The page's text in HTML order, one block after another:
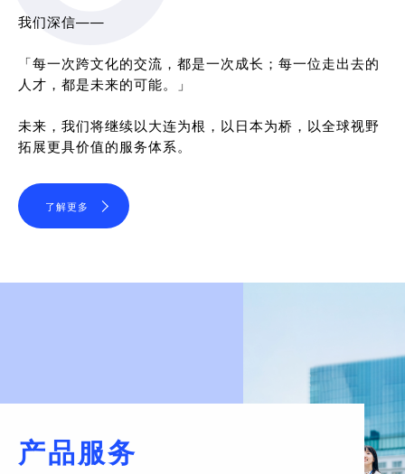
我们深信——
「每一次跨文化的交流，都是一次成长；每一位走出去的
人才，都是未来的可能。」
未来，我们将继续以大连为根，以日本为桥，以全球视野
拓展更具价值的服务体系。
了解更多
产品服务